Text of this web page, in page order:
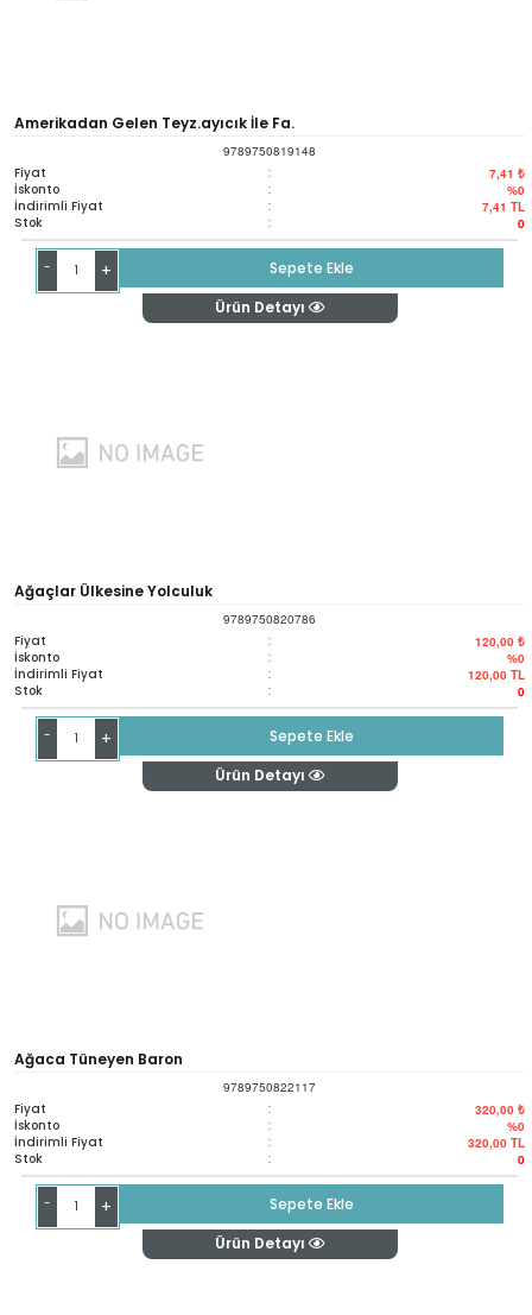
Amerikadan Gelen Teyz.ayıcık İle Fa.
9789750819148
Fiyat : 7,41 ₺
İskonto : %0
İndirimli Fiyat : 7,41 TL
Stok : 0
- +
Sepete Ekle
Ürün Detayı
Ağaçlar Ülkesine Yolculuk
9789750820786
Fiyat : 120,00 ₺
İskonto : %0
İndirimli Fiyat : 120,00 TL
Stok : 0
- +
Sepete Ekle
Ürün Detayı
Ağaca Tüneyen Baron
9789750822117
Fiyat : 320,00 ₺
İskonto : %0
İndirimli Fiyat : 320,00 TL
Stok : 0
- +
Sepete Ekle
Ürün Detayı